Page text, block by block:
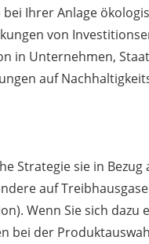
Ihrer Anlage
von
in Unternehmen,
auf
Strategie sie in
auf
Wenn Sie sich dazu
bei der